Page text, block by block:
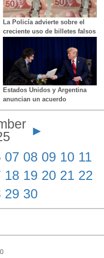
La Policía advierte sobre el
creciente uso de billetes falsos
Estados Unidos y Argentina
anuncian un acuerdo
comercial y reafirman “su
alianza estratégica”
►
07 08 09 10 11
18 19 20 21 22
29 30